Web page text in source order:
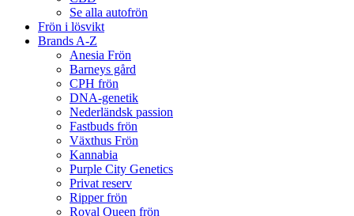
Se alla autofrön
Frön i lösvikt
Brands A-Z
Anesia Frön
Barneys gård
CPH frön
DNA-genetik
Nederländsk passion
Fastbuds frön
Växthus Frön
Kannabia
Purple City Genetics
Privat reserv
Ripper frön
Royal Queen frön